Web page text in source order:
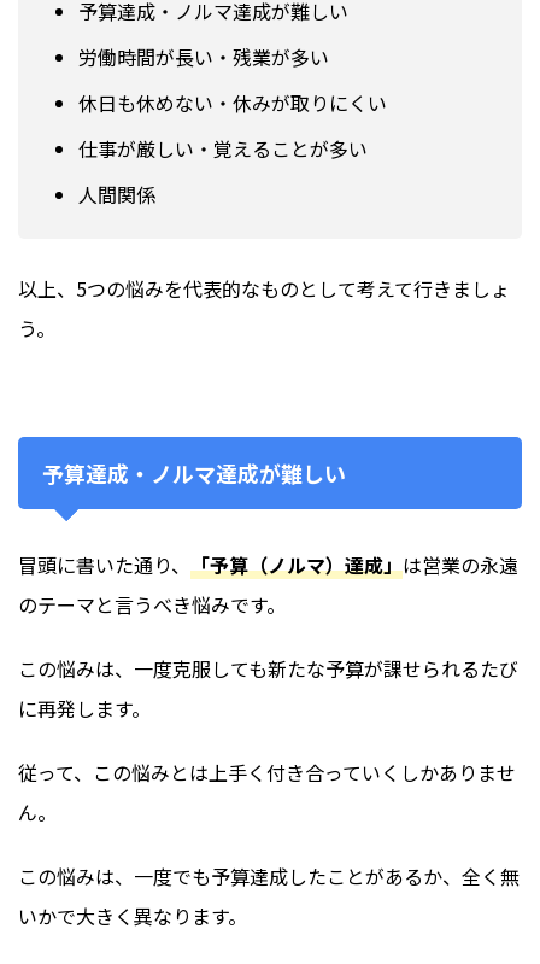
予算達成・ノルマ達成が難しい
労働時間が長い・残業が多い
休日も休めない・休みが取りにくい
仕事が厳しい・覚えることが多い
人間関係
以上、5つの悩みを代表的なものとして考えて行きましょ
う。
予算達成・ノルマ達成が難しい
冒頭に書いた通り、 「予算（ノルマ）達成」は営業の永遠
のテーマと言うべき悩みです。
この悩みは、一度克服しても新たな予算が課せられるたび
に再発します。
従って、この悩みとは上手く付き合っていくしかありませ
ん。
この悩みは、一度でも予算達成したことがあるか、全く無
いかで大きく異なります。